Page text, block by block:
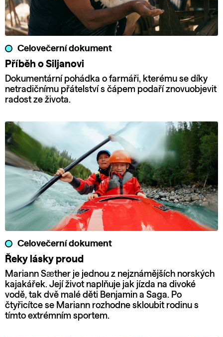
Celovečerní dokument
Příběh o Siljanovi
Dokumentární pohádka o farmáři, kterému se díky
netradičnímu přátelství s čápem podaří znovuobjevit
radost ze života.
Celovečerní dokument
Řeky lásky proud
Mariann Sæther je jednou z nejznámějších norských
kajakářek. Její život naplňuje jak jízda na divoké
vodě, tak dvě malé děti Benjamin a Saga. Po
čtyřicítce se Mariann rozhodne skloubit rodinu s
tímto extrémním sportem.